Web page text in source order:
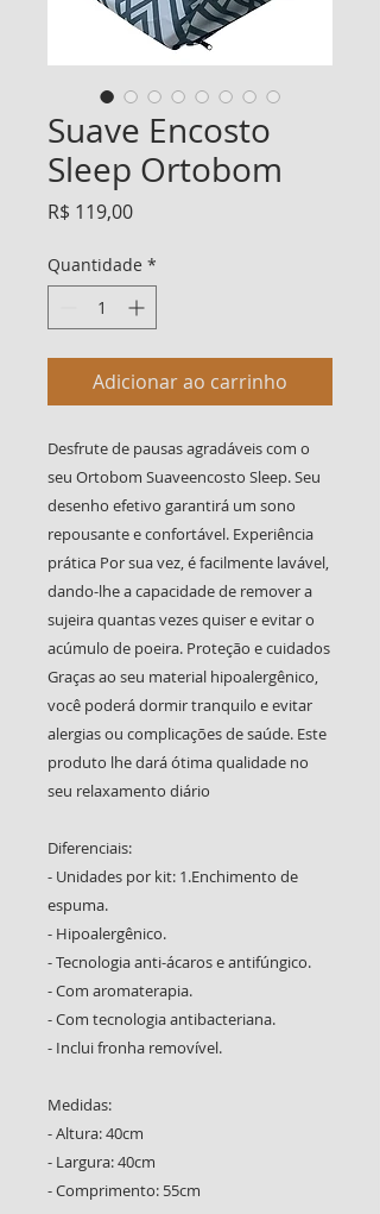
Suave Encosto
Sleep Ortobom
R$ 119,00Preço
Quantidade *
Adicionar ao carrinho
Desfrute de pausas agradáveis com o
seu Ortobom Suaveencosto Sleep. Seu
desenho efetivo garantirá um sono
repousante e confortável. Experiência
prática Por sua vez, é facilmente lavável,
dando-lhe a capacidade de remover a
sujeira quantas vezes quiser e evitar o
acúmulo de poeira. Proteção e cuidados
Graças ao seu material hipoalergênico,
você poderá dormir tranquilo e evitar
alergias ou complicações de saúde. Este
produto lhe dará ótima qualidade no
seu relaxamento diário
Diferenciais:
- Unidades por kit: 1.Enchimento de
espuma.
- Hipoalergênico.
- Tecnologia anti-ácaros e antifúngico.
- Com aromaterapia.
- Com tecnologia antibacteriana.
- Inclui fronha removível.
Medidas:
- Altura: 40cm
- Largura: 40cm
- Comprimento: 55cm